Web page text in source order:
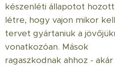
készenléti állapotot hozott
létre, hogy vajon mikor
tervet gyártaniuk a
vonatkozóan. Mások
ragaszkodnak ahhoz - akár